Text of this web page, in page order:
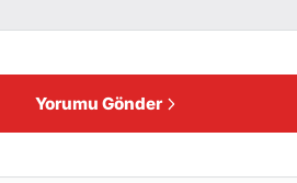
Yorumu Gönder